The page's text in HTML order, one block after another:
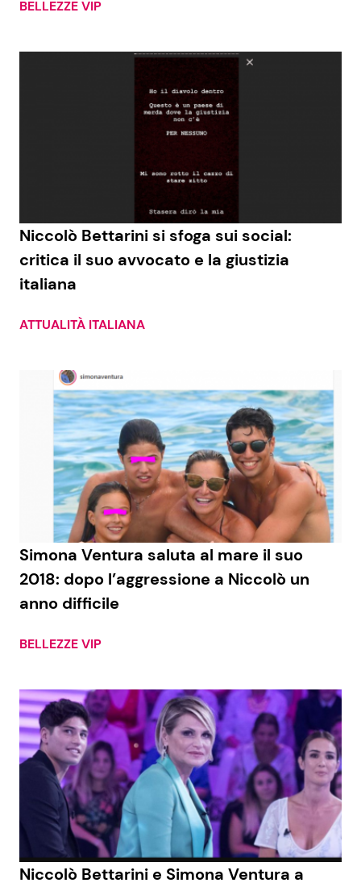
BELLEZZE VIP
Niccolò Bettarini si sfoga sui social:
critica il suo avvocato e la giustizia
italiana
ATTUALITÀ ITALIANA
Simona Ventura saluta al mare il suo
2018: dopo l’aggressione a Niccolò un
anno difficile
BELLEZZE VIP
Niccolò Bettarini e Simona Ventura a